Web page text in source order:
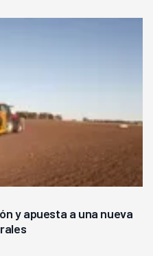
y apuesta a una nueva